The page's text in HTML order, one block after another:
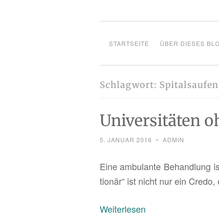
STARTSEITE ÜBER DIESES
Schlagwort:
Universitäten
5. JANUAR 2016 ~ ADMIN
Eine am­bu­lan­te Be­hand­lung
tio­när“ ist nicht nur ein
Wei­ter­le­sen: